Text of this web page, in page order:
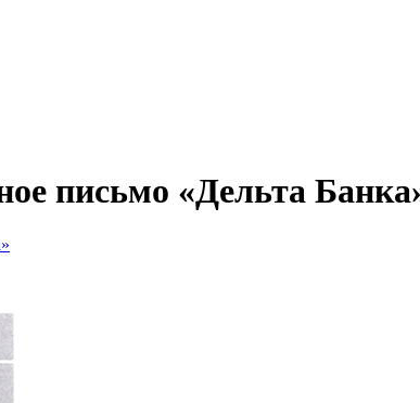
письмо «Дельта